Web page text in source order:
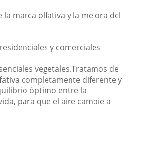
la marca olfativa y la mejora del
y comerciales
vegetales.Tratamos de
completamente diferente y
óptimo entre la
para que el aire cambie a